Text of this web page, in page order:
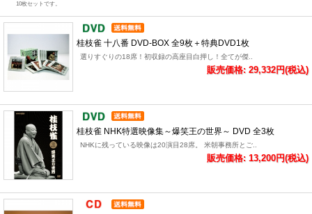
10枚セットです。
桂枝雀 十八番 DVD-BOX 全9枚＋特典DVD1枚
選りすぐりの18席！初収録の高座目白押し！全てが傑..
販売価格: 29,332円(税込)
桂枝雀 NHK特選映像集～爆笑王の世界～ DVD 全3枚
NHKに残っている映像は20演目28席。 米朝事務所とご..
販売価格: 13,200円(税込)